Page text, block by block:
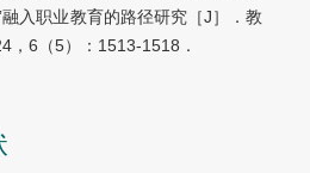
融入职业教育的路径研究［J］．教
，6（5）：1513-1518．